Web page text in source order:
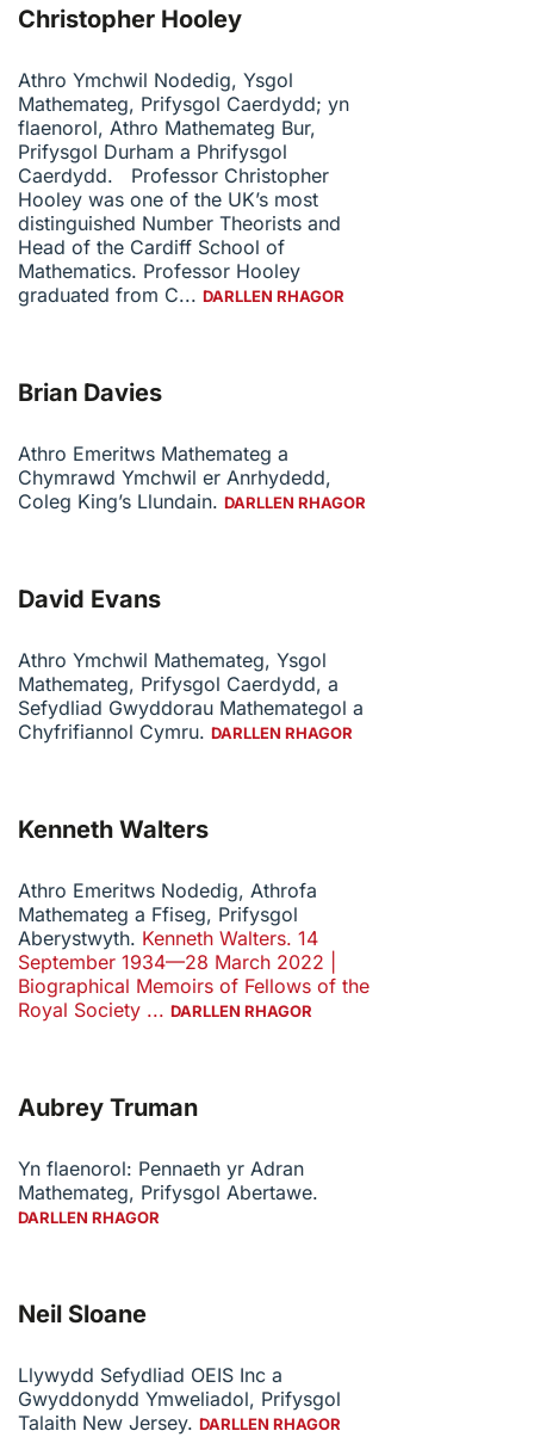
Christopher Hooley
Athro Ymchwil Nodedig, Ysgol
Mathemateg, Prifysgol Caerdydd; yn
flaenorol, Athro Mathemateg Bur,
Prifysgol Durham a Phrifysgol
Caerdydd. Professor Christopher
Hooley was one of the UK’s most
distinguished Number Theorists and
Head of the Cardiff School of
Mathematics. Professor Hooley
graduated from C... DARLLEN RHAGOR
Brian Davies
Athro Emeritws Mathemateg a
Chymrawd Ymchwil er Anrhydedd,
Coleg King’s Llundain. DARLLEN RHAGOR
David Evans
Athro Ymchwil Mathemateg, Ysgol
Mathemateg, Prifysgol Caerdydd, a
Sefydliad Gwyddorau Mathemategol a
Chyfrifiannol Cymru. DARLLEN RHAGOR
Kenneth Walters
Athro Emeritws Nodedig, Athrofa
Mathemateg a Ffiseg, Prifysgol
Aberystwyth. Kenneth Walters. 14
September 1934—28 March 2022 |
Biographical Memoirs of Fellows of the
Royal Society ... DARLLEN RHAGOR
Aubrey Truman
Yn flaenorol: Pennaeth yr Adran
Mathemateg, Prifysgol Abertawe.
DARLLEN RHAGOR
Neil Sloane
Llywydd Sefydliad OEIS Inc a
Gwyddonydd Ymweliadol, Prifysgol
Talaith New Jersey. DARLLEN RHAGOR